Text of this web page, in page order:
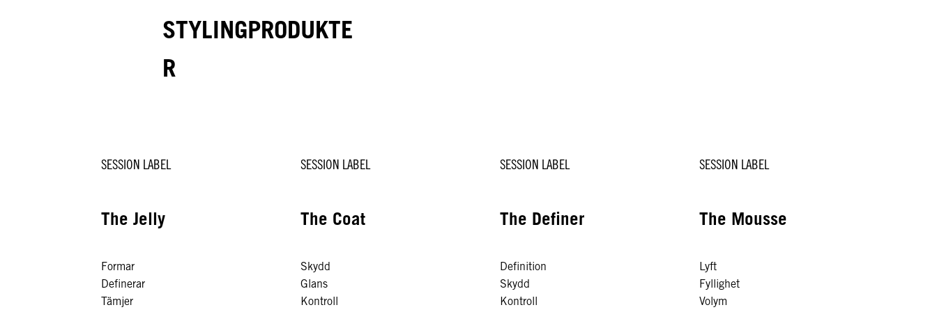
STYLINGPRODUKTE
R
SESSION LABEL
The Jelly
Formar
Definerar
Tämjer
SESSION LABEL
The Coat
Skydd
Glans
Kontroll
SESSION LABEL
The Definer
Definition
Skydd
Kontroll
SESSION LABEL
The Mousse
Lyft
Fyllighet
Volym